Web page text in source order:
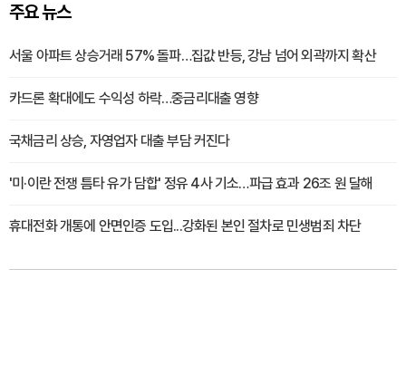
주요 뉴스
서울 아파트 상승거래 57% 돌파…집값 반등, 강남 넘어 외곽까지 확산
카드론 확대에도 수익성 하락…중금리대출 영향
국채금리 상승, 자영업자 대출 부담 커진다
'미·이란 전쟁 틈타 유가 담합' 정유 4사 기소…파급 효과 26조 원 달해
휴대전화 개통에 안면인증 도입...강화된 본인 절차로 민생범죄 차단